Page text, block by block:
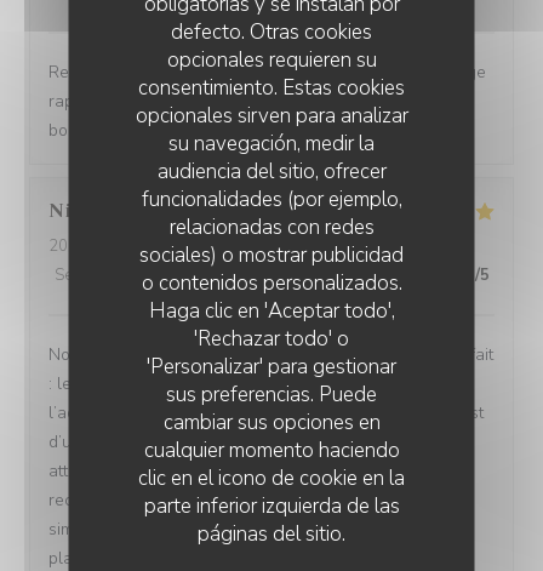
defecto. Otras cookies
opcionales requieren su
consentimiento. Estas cookies
opcionales sirven para analizar
su navegación, medir la
audiencia del sitio, ofrecer
funcionalidades (por ejemplo,
relacionadas con redes
sociales) o mostrar publicidad
o contenidos personalizados.
Haga clic en 'Aceptar todo',
'Rechazar todo' o
'Personalizar' para gestionar
sus preferencias. Puede
cambiar sus opciones en
cualquier momento haciendo
clic en el icono de cookie en la
parte inferior izquierda de las
páginas del sitio.
Restaurant tendance Accueil chaleureux Prise en charge
rapide Bon rapport qualité/prix Assiettes copieuses et
bons produits
Nicolas
2026-08-04
- 13:30 - Invitados 4
Servicio
/5 Ambiente:5/5 Menú: 5/5 Calidad / Precio /5
Nous avons passé un excellent moment ! Tout était parfait
: les repas étaient délicieux, le service irréprochable, et
l’accueil d’une chaleur exceptionnelle. Toute l’équipe est
d’une grande gentillesse, avec de nombreuses petites
attentions qui font vraiment la différence. Nous
recommandons cet établissement à 100 % ! C’est tout
simplement topissime. Nous reviendrons avec grand
plaisir !